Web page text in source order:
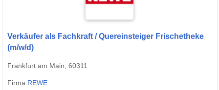
Verkäufer als Fachkraft / Quereinsteiger Frischetheke
(m/w/d)
Frankfurt am Main, 60311
Firma:REWE